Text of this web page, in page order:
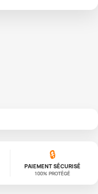
🔒
PAIEMENT SÉCURISÉ
100% PROTÉGÉ